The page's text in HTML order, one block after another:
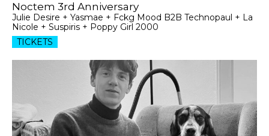
Noctem 3rd Anniversary
Julie Desire + Yasmae + Fckg Mood B2B Technopaul + La
Nicole + Suspiris + Poppy Girl 2000
TICKETS